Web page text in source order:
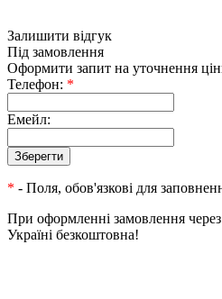
Залишити відгук
Під замовлення
Оформити запит на уточнення
Телефон: *
Емейл:
* - Поля, обов'язкові для
При оформленні замовлення
Україні безкоштовна!